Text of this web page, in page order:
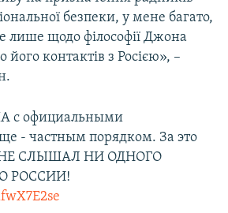
безпеки, у мене багато,
лише щодо філософії Джона
його контактів з Росією», –
с официальными
- частным порядком. За это
НЕ СЛЫШАЛ НИ ОДНОГО
РОССИИ!